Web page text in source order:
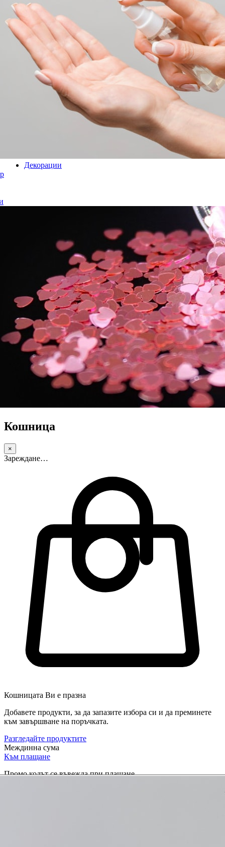
Декорации
Кошница
×
Зареждане…
Кошницата Ви е празна
Добавете продукти, за да запазите избора си и да преминете
към завършване на поръчката.
Разгледайте продуктите
Междинна сума
Към плащане
Промо кодът се въвежда при плащане.